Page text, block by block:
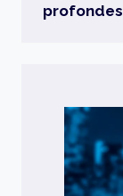
profondes